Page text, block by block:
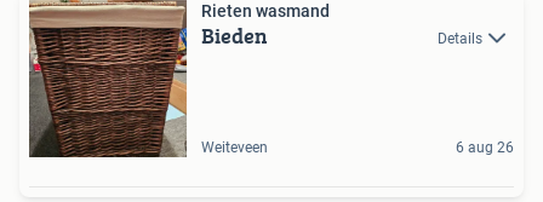
Rieten wasmand
Bieden Details
Weiteveen 6 aug 26